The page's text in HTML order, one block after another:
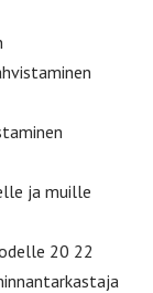
ja muille
20 22